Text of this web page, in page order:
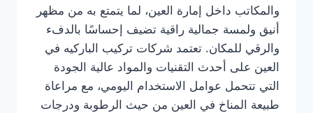
والمكاتب داخل إمارة العين، لما يتمتع به من مظهر
أنيق ولمسة جمالية راقية تضيف إحساسًا بالدفء
والرقي للمكان. تعتمد شركات تركيب الباركيه في
العين على أحدث التقنيات والمواد عالية الجودة
التي تتحمل عوامل الاستخدام اليومي، مع مراعاة
طبيعة المناخ في العين من حيث الرطوبة ودرجات